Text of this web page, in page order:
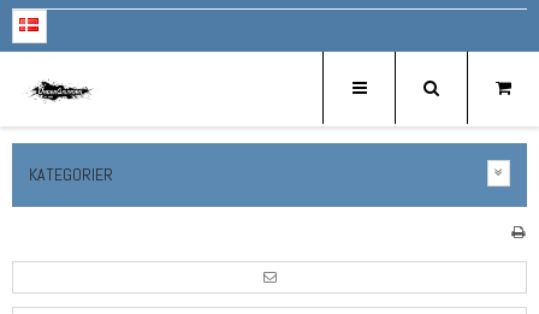
KATEGORIER